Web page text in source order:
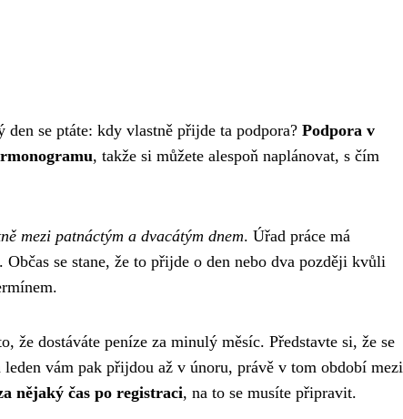
se ptáte: kdy vlastně přijde ta podpora? Podpora v
, takže si můžete alespoň naplánovat, s čím
mezi patnáctým a dvacátým dnem. Úřad práce má
se stane, že to přijde o den nebo dva později kvůli
že dostáváte peníze za minulý měsíc. Představte si, že se
vám pak přijdou až v únoru, právě v tom období mezi
nějaký čas po registraci, na to se musíte připravit.